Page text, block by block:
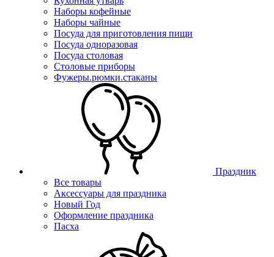
Наборы кофейные
Наборы чайные
Посуда для приготовления пищи
Посуда одноразовая
Посуда столовая
Столовые приборы
Фужеры.рюмки.стаканы
Праздник
Все товары
Аксессуары для праздника
Новый Год
Оформление праздника
Пасха